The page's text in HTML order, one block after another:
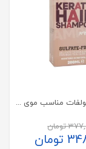
شامپو فاقد سولفات مناسب موی کراتینه سریتا
تومان
تومان